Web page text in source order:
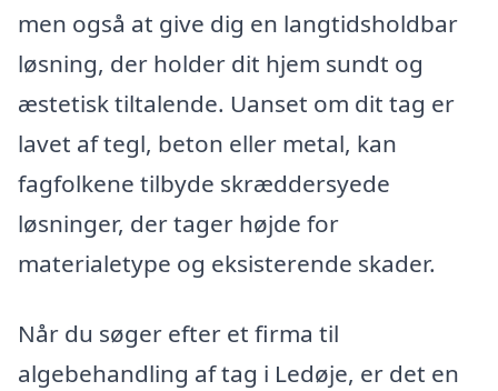
men også at give dig en langtidsholdbar
løsning, der holder dit hjem sundt og
æstetisk tiltalende. Uanset om dit tag er
lavet af tegl, beton eller metal, kan
fagfolkene tilbyde skræddersyede
løsninger, der tager højde for
materialetype og eksisterende skader.
Når du søger efter et firma til
algebehandling af tag i Ledøje, er det en